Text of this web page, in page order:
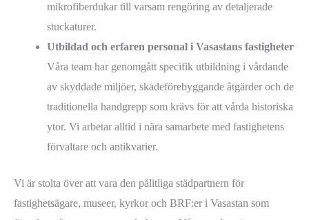
mikrofiberdukar till varsam rengöring av detaljerade
stuckaturer.
Utbildad och erfaren personal i Vasastans fastigheter
Våra team har genomgått specifik utbildning i vårdande
av skyddade miljöer, skadeförebyggande åtgärder och de
traditionella handgrepp som krävs för att vårda historiska
ytor. Vi arbetar alltid i nära samarbete med fastighetens
förvaltare och antikvarier.
Vi är stolta över att vara den pålitliga städpartnern för
fastighetsägare, museer, kyrkor och BRF:er i Vasastan som